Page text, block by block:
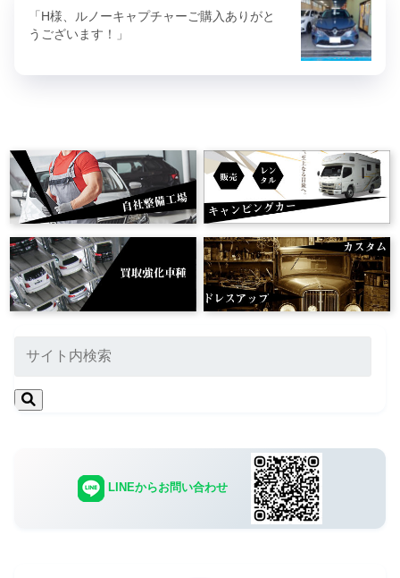
「H様、ルノーキャプチャーご購入ありがと
うございます！」
LINEからお問い合わせ